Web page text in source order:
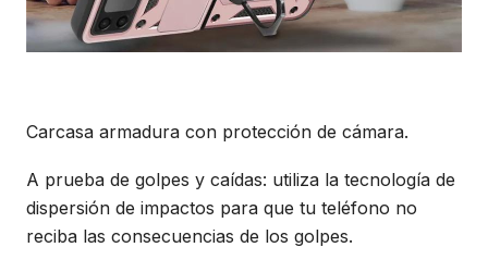
Carcasa armadura con protección de cámara.
A prueba de golpes y caídas: utiliza la tecnología de
dispersión de impactos para que tu teléfono no
reciba las consecuencias de los golpes.